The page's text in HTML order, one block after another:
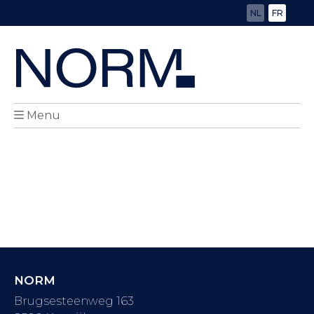
NL FR
Menu
NORM
Brugsesteenweg 163